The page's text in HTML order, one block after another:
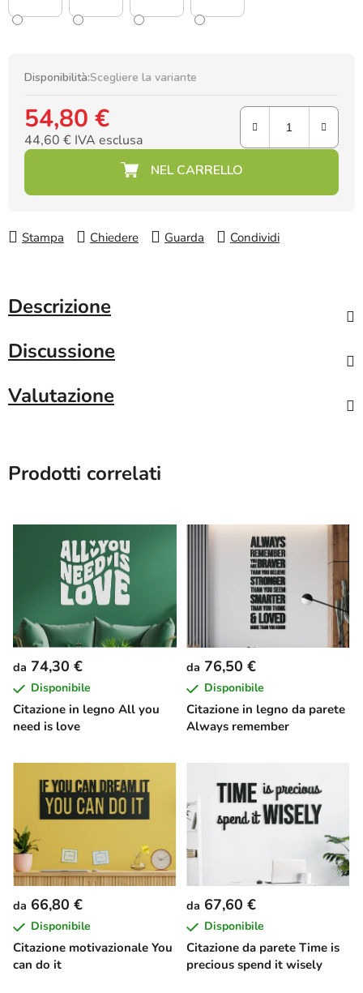
Disponibilità:Scegliere la variante
54,80 €
44,60 € IVA esclusa
Prezzo della misura:
Stampa Chiedere Guarda Condividi
Descrizione
Discussione
Valutazione
Prodotti correlati
Citazione in legno All you
need is love
da 74,30 €
Disponibile
Citazione in legno da parete
Always remember
da 76,50 €
Disponibile
Citazione motivazionale You
can do it
da 66,80 €
Disponibile
Citazione da parete Time is
precious spend it wisely
da 67,60 €
Disponibile